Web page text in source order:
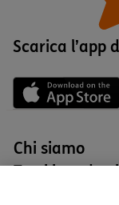
Scarica l’app
Chi siamo
Tutti i prodotti